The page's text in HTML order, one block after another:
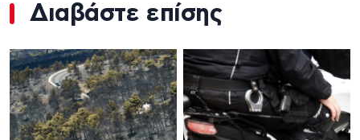
Διαβάστε επίσης